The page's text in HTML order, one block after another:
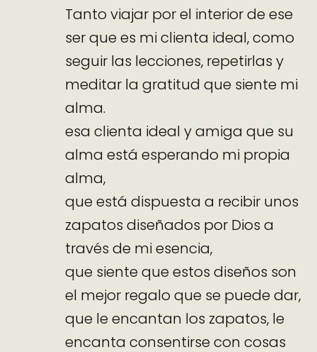
Tanto viajar por el interior de ese
ser que es mi clienta ideal, como
seguir las lecciones, repetirlas y
meditar la gratitud que siente mi
alma.
esa clienta ideal y amiga que su
alma está esperando mi propia
alma,
que está dispuesta a recibir unos
zapatos diseñados por Dios a
través de mi esencia,
que siente que estos diseños son
el mejor regalo que se puede dar,
que le encantan los zapatos, le
encanta consentirse con cosas